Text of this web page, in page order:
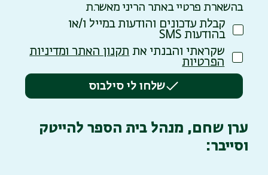
בהשארת פרטיי באתר הריני מאשר.ת
קבלת עדכונים והודעות במייל ו/או
בהודעות SMS
שקראתי והבנתי את תקנון האתר ומדיניות
הפרטיות
שלחו לי סילבוס
ערן שחם, מנהל בית הספר להייטק
וסייבר: